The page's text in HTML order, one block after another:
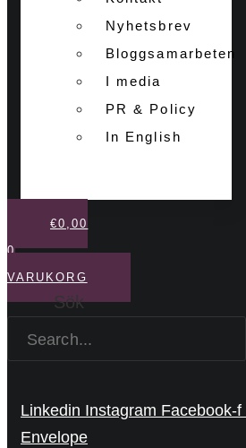
Nyhetsbrev
Bloggsamarbeten
I media
PR & Policy
In English
€0,00
0
VARUKORG
Sök
Linkedin Instagram Facebook-f
Envelope